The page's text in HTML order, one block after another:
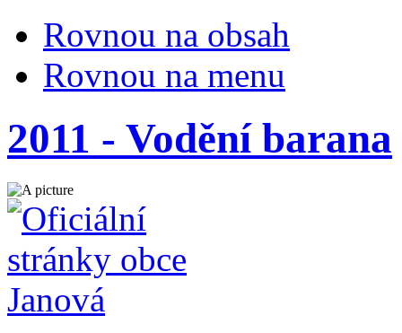
Rovnou na obsah
Rovnou na menu
2011 - Vodění barana